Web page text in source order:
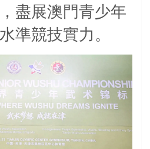
盡展澳門青少年
準競技實力。